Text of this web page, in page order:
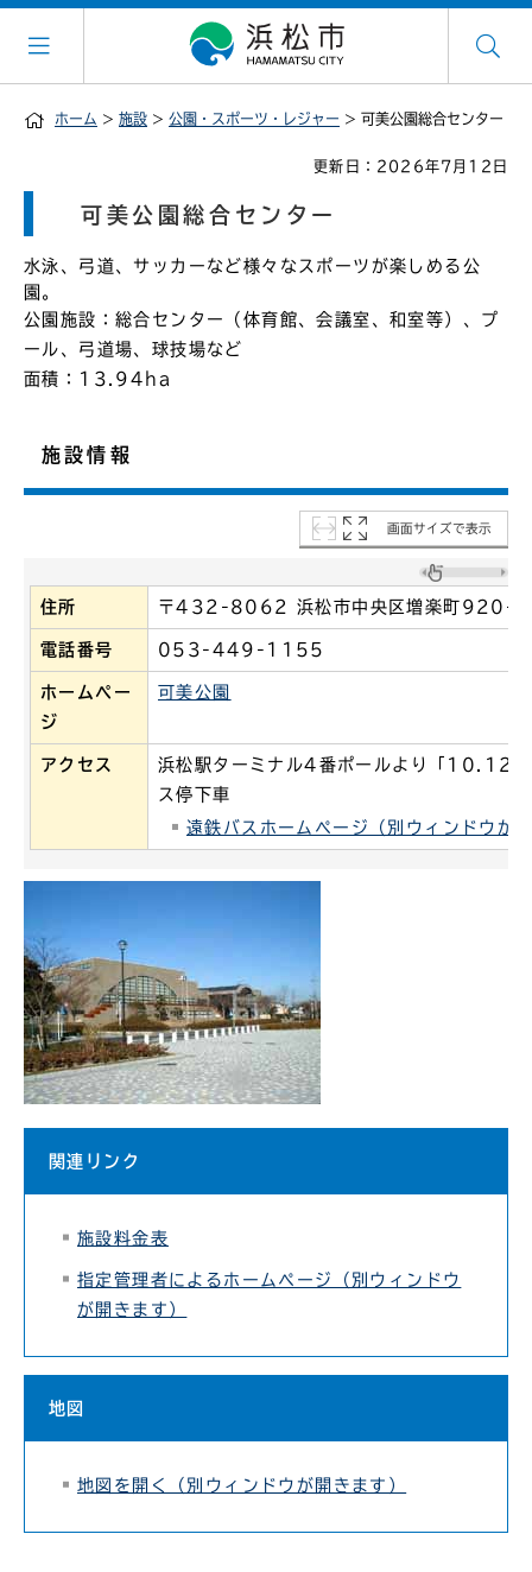
ホーム > 施設 > 公園・スポーツ・レジャー > 可美公園総合センター
更新日：2026年7月12日
可美公園総合センター
水泳、弓道、サッカーなど様々なスポーツが楽しめる公
園。
公園施設：総合センター（体育館、会議室、和室等）、プ
ール、弓道場、球技場など
面積：13.94ha
施設情報
画面サイズで表示
住所 〒432-8062 浜松市中央区増楽町920-1
電話番号 053-449-1155
ホームペー
ジ
可美公園
アクセス
浜松駅ターミナル4番ポールより「10.12浜
ス停下車
遠鉄バスホームページ（別ウィンドウが
関連リンク
施設料金表
指定管理者によるホームページ（別ウィンドウ
が開きます）
地図
地図を開く（別ウィンドウが開きます）